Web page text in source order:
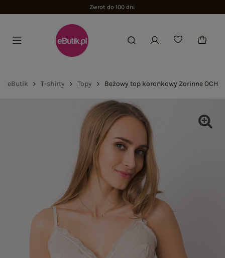
Zwrot do 100 dni
eButik T-shirty Topy Beżowy top koronkowy Zorinne OCH